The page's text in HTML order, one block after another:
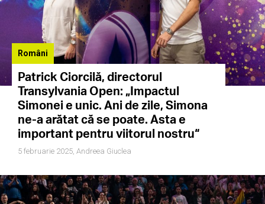
Români
Patrick Ciorcilă, directorul
Transylvania Open: „Impactul
Simonei e unic. Ani de zile, Simona
ne-a arătat că se poate. Asta e
important pentru viitorul nostru“
5 februarie 2025, Andreea Giuclea